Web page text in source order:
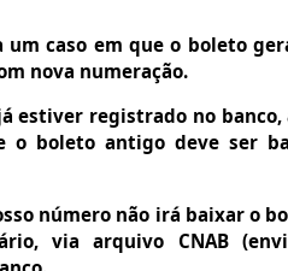
um caso em que o boleto
nova numeração.
estiver registrado no
o boleto antigo deve ser
número não irá baixar o
via arquivo CNAB